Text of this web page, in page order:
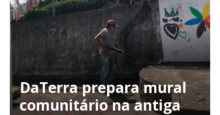
DaTerra prepara mural
comunitário na antiga